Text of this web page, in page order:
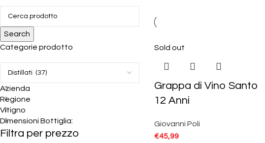
Search
Categorie prodotto
Azienda
Regione
Vitigno
Dimensioni Bottiglia:
Filtra per prezzo
Sold out
Grappa di Vino Santo
12 Anni
Giovanni Poli
€45,99